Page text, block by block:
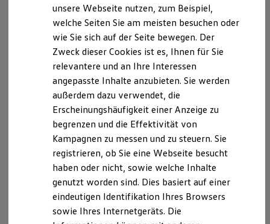
Nachhaltigkeit
Technologie
Kosten und Kauf
Kaufoptionen
E-Auto-Förderung
Software und Konnektivität
Die ID. Software 6
ID. Software Versionen und Updates
Digitale Extras
Schnittstellen zu Ihrem ID.
Hybridautos
Marke und Erlebnis
Volkswagen R und R Experience
R-Modelle
R Experience
Driving Experience
Volkswagen entdecken
Werkbesichtigung
Der T-Cross
Wendig, flexibel, vielseitig. Entdecken Sie den
T‑Cross.
unsere Webseite nutzen, zum Beispiel,
welche Seiten Sie am meisten besuchen oder
wie Sie sich auf der Seite bewegen. Der
Zweck dieser Cookies ist es, Ihnen für Sie
relevantere und an Ihre Interessen
angepasste Inhalte anzubieten. Sie werden
außerdem dazu verwendet, die
Erscheinungshäufigkeit einer Anzeige zu
begrenzen und die Effektivität von
Kampagnen zu messen und zu steuern. Sie
registrieren, ob Sie eine Webseite besucht
haben oder nicht, sowie welche Inhalte
genutzt worden sind. Dies basiert auf einer
eindeutigen Identifikation Ihres Browsers
sowie Ihres Internetgeräts. Die